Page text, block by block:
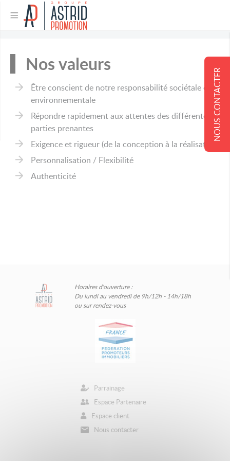
NOUS CONTACTER
Nos valeurs
Être conscient de notre responsabilité sociétale et
environnementale
Répondre rapidement aux attentes des différentes
parties prenantes
Exigence et rigueur (de la conception à la réalisation)
Personnalisation / Flexibilité
Authenticité
Horaires d'ouverture :
Du lundi au vendredi de 9h/12h - 14h/18h
ou sur rendez-vous
Parrainage
Espace Partenaire
Espace client
Nous contacter